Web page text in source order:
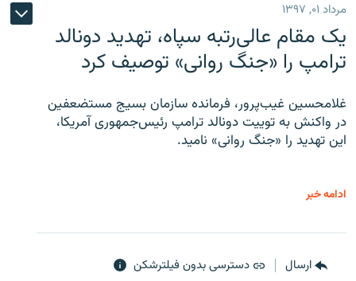
مرداد ۰۱, ۱۳۹۷
یک مقام عالی‌رتبه سپاه، تهدید دونالد
ترامپ را «جنگ روانی» توصیف کرد
غلامحسین غیب‌پرور، فرمانده سازمان بسیج مستضعفین
در واکنش به توییت دونالد ترامپ رئیس‌جمهوری آمریکا،
این تهدید را «جنگ روانی» نامید.
ادامه خبر
ارسال دسترسی بدون فیلترشکن